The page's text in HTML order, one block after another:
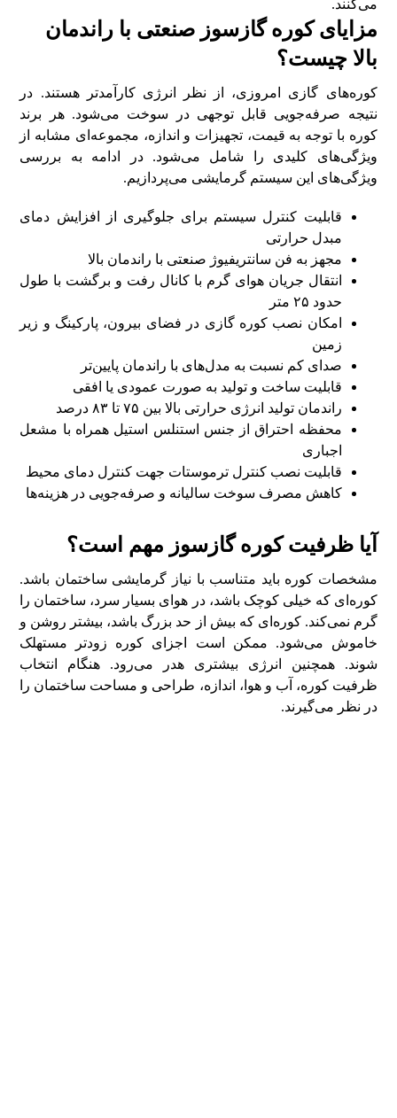
می‌کنند.
مزایای کوره گازسوز صنعتی با راندمان
بالا چیست؟
کوره‌های گازی امروزی، از نظر انرژی کارآمدتر هستند. در
نتیجه صرفه‌جویی قابل توجهی در سوخت می‌شود. هر برند
کوره با توجه به قیمت، تجهیزات و اندازه، مجموعه‌ای مشابه از
ویژگی‌های کلیدی را شامل می‌شود. در ادامه به بررسی
ویژگی‌های این سیستم گرمایشی می‌پردازیم.
قابلیت کنترل سیستم برای جلوگیری از افزایش دمای
مبدل حرارتی
مجهز به فن سانتریفیوژ صنعتی با راندمان بالا
انتقال جریان هوای گرم با کانال رفت و برگشت با طول
حدود ۲۵ متر
امکان نصب کوره گازی در فضای بیرون، پارکینگ و زیر
زمین
صدای کم نسبت به مدل‌های با راندمان پایین‌تر
قابلیت ساخت و تولید به صورت عمودی یا افقی
راندمان تولید انرژی حرارتی بالا بین ۷۵ تا ۸۳ درصد
محفظه احتراق از جنس استنلس استیل همراه با مشعل
اجباری
قابلیت نصب کنترل ترموستات جهت کنترل دمای محیط
کاهش مصرف سوخت سالیانه و صرفه‌جویی در هزینه‌ها
آیا ظرفیت کوره گازسوز مهم است؟
مشخصات کوره باید متناسب با نیاز گرمایشی ساختمان باشد.
کوره‌ای که خیلی کوچک باشد، در هوای بسیار سرد، ساختمان را
گرم نمی‌کند. کوره‌ای که بیش از حد بزرگ باشد، بیشتر روشن و
خاموش می‌شود. ممکن است اجزای کوره زودتر مستهلک
شوند. همچنین انرژی بیشتری هدر می‌رود. هنگام انتخاب
ظرفیت کوره، آب و هوا، اندازه، طراحی و مساحت ساختمان را
در نظر می‌گیرند.